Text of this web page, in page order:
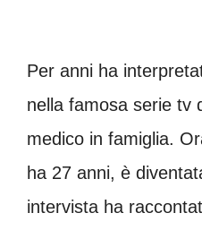
Per anni ha
nella famosa serie tv
medico in famiglia.
ha 27 anni, è
intervista ha